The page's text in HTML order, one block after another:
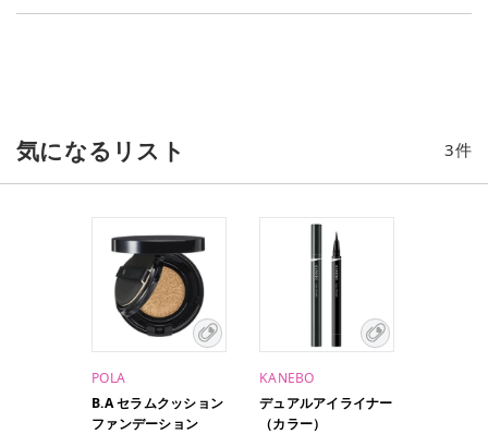
気になるリスト 3件
POLA
B.A セラムクッション
ファンデーション
KANEBO
デュアルアイライナー
（カラー）